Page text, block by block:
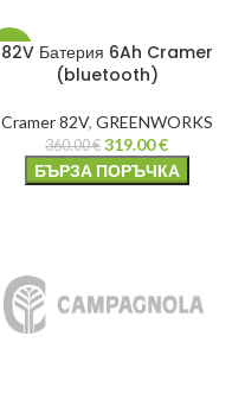
-11%
82V Батерия 6Ah Cramer
(bluetooth)
Cramer 82V, GREENWORKS
360.00€ 319.00€
БЪРЗА ПОРЪЧКА